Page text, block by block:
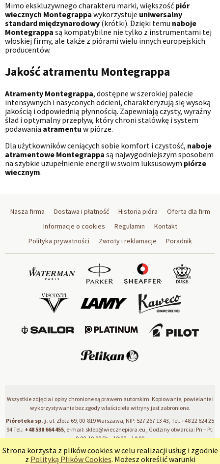
Strona korzysta z plików cookies w celu realizacji usług i zgodnie
z Polityką Plików Cookies. Możesz określić warunki
Mimo ekskluzywnego charakteru marki, większość piór
wiecznych Montegrappa wykorzystuje uniwersalny
standard międzynarodowy (krótki). Dzięki temu naboje
Montegrappa są kompatybilne nie tylko z instrumentami tej
włoskiej firmy, ale także z piórami wielu innych europejskich
producentów.
Jakość atramentu Montegrappa
Atramenty Montegrappa, dostępne w szerokiej palecie
intensywnych i nasyconych odcieni, charakteryzują się wysoką
jakością i odpowiednią płynnością. Zapewniają czysty, wyraźny
ślad i optymalny przepływ, który chroni stalówkę i system
podawania atramentu w piórze.
Dla użytkowników ceniących sobie komfort i czystość, naboje
atramentowe Montegrappa są najwygodniejszym sposobem
na szybkie uzupełnienie energii w swoim luksusowym piórze
wiecznym.
Nasza firma Dostawa i płatność Historia pióra
Oferta dla firm
Informacje o cookies
Regulamin
Kontakt
Polityka prywatności
Zwroty i reklamacje Poradnik
Wszystkie zdjęcia i opisy chronione są prawem autorskim. Kopiowanie, powielanie i
wykorzystywanie bez zgody właściciela witryny jest zabronione.
Pióroteka sp. j. ul. Złota 69, 00-819 Warszawa, NIP: 527 267 13 43, Tel. +48 22 624 25
94Tel.: +48 538 664 455 , e-mail: sklep@wiecznepiora.eu , Godziny otwarcia: Pn – Pt:
9.00-19.00 Sb – 10:00 – 14:00